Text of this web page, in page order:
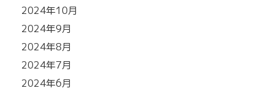
2024年10月
2024年9月
2024年8月
2024年7月
2024年6月